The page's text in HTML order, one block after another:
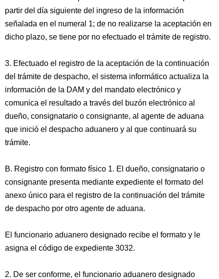
partir del día siguiente del ingreso de la información
señalada en el numeral 1; de no realizarse la aceptación en
dicho plazo, se tiene por no efectuado el trámite de registro.
3. Efectuado el registro de la aceptación de la continuación
del trámite de despacho, el sistema informático actualiza la
información de la DAM y del mandato electrónico y
comunica el resultado a través del buzón electrónico al
dueño, consignatario o consignante, al agente de aduana
que inició el despacho aduanero y al que continuará su
trámite.
B. Registro con formato físico 1. El dueño, consignatario o
consignante presenta mediante expediente el formato del
anexo único para el registro de la continuación del trámite
de despacho por otro agente de aduana.
El funcionario aduanero designado recibe el formato y le
asigna el código de expediente 3032.
2. De ser conforme, el funcionario aduanero designado